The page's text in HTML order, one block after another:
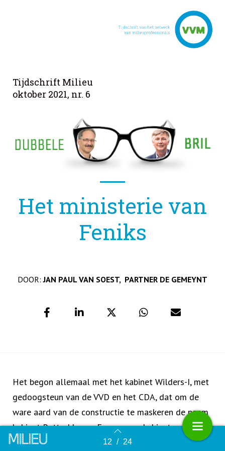
Terug naar overzicht 12 / 24
Tijdschrift Milieu
oktober 2021, nr. 6
Het ministerie van
Feniks
DOOR:JAN PAUL VAN SOEST, PARTNER DE GEMEYNT
Het begon allemaal met het kabinet Wilders-I, met
gedoogsteun van de VVD en het CDA, dat om de
ware aard van de constructie te maskeren de naam
kabinet Rutte-I kreeg. Een rancunekabinet, mogen
we wel zeggen, immers, Wilders’ palet aan emoties